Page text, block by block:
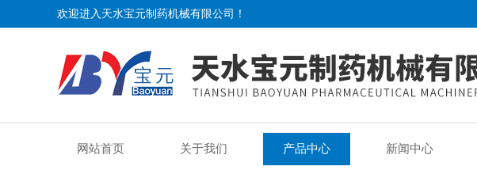
欢迎进入天水宝元制药机械有限公司！
网站首页 关于我们 产品中心 新闻中心